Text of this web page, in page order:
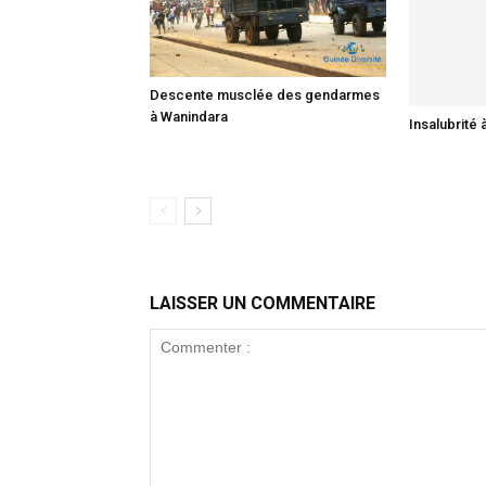
Descente musclée des gendarmes
à Wanindara
Insalubrité
LAISSER UN COMMENTAIRE